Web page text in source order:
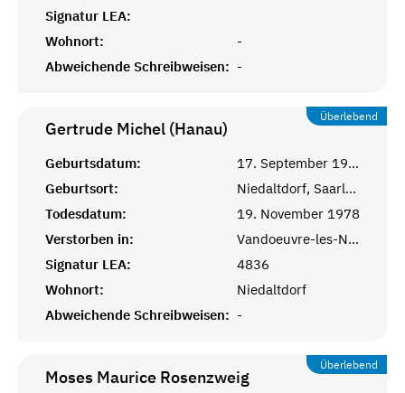
Signatur LEA:
Wohnort:
-
Abweichende Schreibweisen: -
Überlebend
Gertrude Michel (Hanau)
Geburtsdatum:
17. September 1912
Geburtsort:
Niedaltdorf, Saarlouis
Todesdatum:
19. November 1978
Verstorben in:
Vandoeuvre-les-Nancy, Meurthe-et-Moselle
Signatur LEA:
4836
Wohnort:
Niedaltdorf
Abweichende Schreibweisen: -
Überlebend
Moses Maurice Rosenzweig